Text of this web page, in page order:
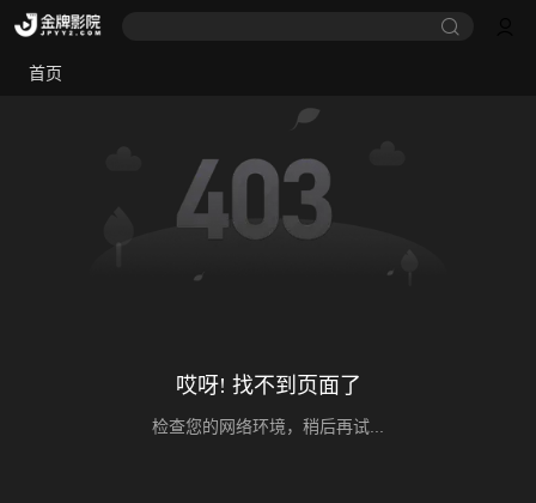
首页
哎呀! 找不到页面了
检查您的网络环境，稍后再试...